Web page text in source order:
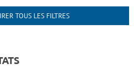
TOUS LES FILTRES